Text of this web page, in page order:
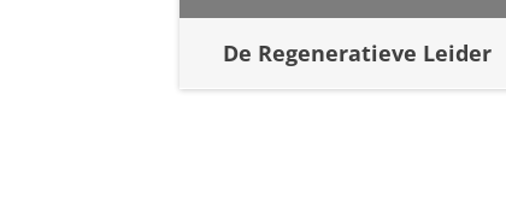
De Regeneratieve Leider